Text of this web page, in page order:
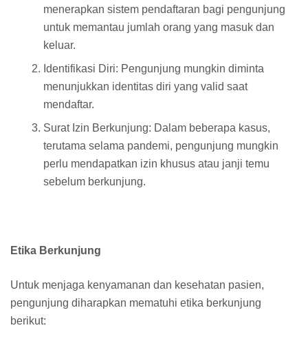
menerapkan sistem pendaftaran bagi pengunjung
untuk memantau jumlah orang yang masuk dan
keluar.
Identifikasi Diri: Pengunjung mungkin diminta
menunjukkan identitas diri yang valid saat
mendaftar.
Surat Izin Berkunjung: Dalam beberapa kasus,
terutama selama pandemi, pengunjung mungkin
perlu mendapatkan izin khusus atau janji temu
sebelum berkunjung.
Etika Berkunjung
Untuk menjaga kenyamanan dan kesehatan pasien,
pengunjung diharapkan mematuhi etika berkunjung
berikut: